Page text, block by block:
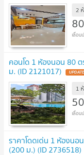
2
คอนโด 1 ห้องนอน 80 ต
ม. (ID 2121017)
1
ราคาโดดเด่น 1 ห้องนอ
(200 ม.) (ID 2736518)